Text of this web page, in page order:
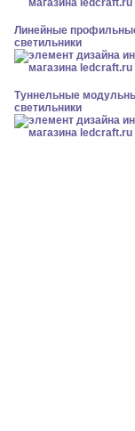
Линейные
светильники
Туннельные
светильники